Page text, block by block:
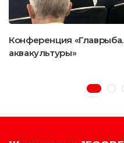
Конференция
аквакультуры»